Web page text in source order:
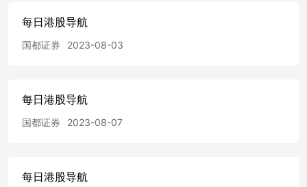
发局主席洪丕正表示，报告突显香港在全球金融体系中的独
特优势，尤其是在融资平台、资产及财富管理和金融科技等
称，香港在金融发展方面可以充分发挥「引进来、走出去」
区域财资中心。同时，香港亦具备全球领先风险管理中心的
承销定价扭曲 中国银行间市场交易商协会发布新规，旨在
加强债券发行承销环节的自律管理，遏制当前市场存在的定
每日港股导航
国都证券 2023-08-03
每日港股导航
国都证券 2023-08-07
每日港股导航